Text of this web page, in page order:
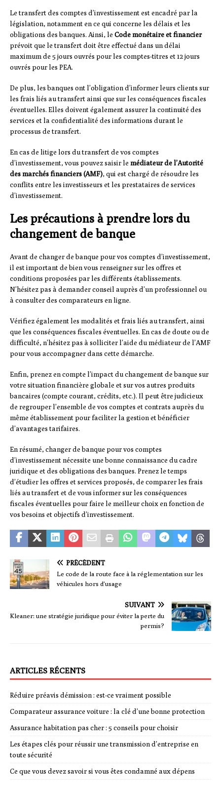
Le transfert des comptes d’investissement est encadré par la
législation, notamment en ce qui concerne les délais et les
obligations des banques. Ainsi, le Code monétaire et financier
prévoit que le transfert doit être effectué dans un délai
maximum de 5 jours ouvrés pour les comptes-titres et 12 jours
ouvrés pour les PEA.
De plus, les banques ont l’obligation d’informer leurs clients sur
les frais liés au transfert ainsi que sur les conséquences fiscales
éventuelles. Elles doivent également assurer la continuité des
services et la confidentialité des informations durant le
processus de transfert.
En cas de litige lors du transfert de vos comptes
d’investissement, vous pouvez saisir le médiateur de l’Autorité
des marchés financiers (AMF), qui est chargé de résoudre les
conflits entre les investisseurs et les prestataires de services
d’investissement.
Les précautions à prendre lors du
changement de banque
Avant de changer de banque pour vos comptes d’investissement,
il est important de bien vous renseigner sur les offres et
conditions proposées par les différents établissements.
N’hésitez pas à demander conseil auprès d’un professionnel ou
à consulter des comparateurs en ligne.
Vérifiez également les modalités et frais liés au transfert, ainsi
que les conséquences fiscales éventuelles. En cas de doute ou de
difficulté, n’hésitez pas à solliciter l’aide du médiateur de l’AMF
pour vous accompagner dans cette démarche.
Enfin, prenez en compte l’impact du changement de banque sur
votre situation financière globale et sur vos autres produits
bancaires (compte courant, crédits, etc.). Il peut être judicieux
de regrouper l’ensemble de vos comptes et contrats auprès du
même établissement pour faciliter la gestion et bénéficier
d’avantages tarifaires.
En résumé, changer de banque pour vos comptes
d’investissement nécessite une bonne connaissance du cadre
juridique et des obligations des banques. Prenez le temps
d’étudier les offres et services proposés, de comparer les frais
liés au transfert et de vous informer sur les conséquences
fiscales éventuelles pour faire le meilleur choix en fonction de
vos besoins et objectifs d’investissement.
PRÉCÉDENT
Le code de la route face à la réglementation sur les
véhicules hors d’usage
SUIVANT
Kleaner: une stratégie juridique pour éviter la perte du
permis?
ARTICLES RÉCENTS
Réduire préavis démission : est-ce vraiment possible
Comparateur assurance voiture : la clé d’une bonne protection
Assurance habitation pas cher : 5 conseils pour choisir
Les étapes clés pour réussir une transmission d’entreprise en
toute sécurité
Ce que vous devez savoir si vous êtes condamné aux dépens